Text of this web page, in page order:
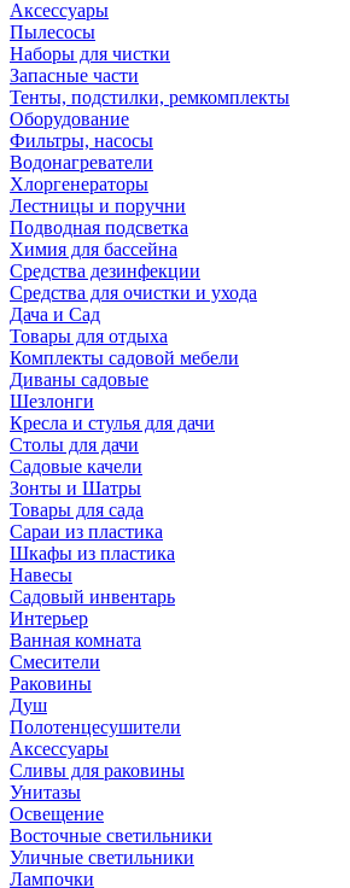
Аксессуары
Пылесосы
Наборы для чистки
Запасные части
Тенты, подстилки, ремкомплекты
Оборудование
Фильтры, насосы
Водонагреватели
Хлоргенераторы
Лестницы и поручни
Подводная подсветка
Химия для бассейна
Средства дезинфекции
Средства для очистки и ухода
Дача и Сад
Товары для отдыха
Комплекты садовой мебели
Диваны садовые
Шезлонги
Кресла и стулья для дачи
Столы для дачи
Садовые качели
Зонты и Шатры
Товары для сада
Сараи из пластика
Шкафы из пластика
Навесы
Садовый инвентарь
Интерьер
Ванная комната
Смесители
Раковины
Душ
Полотенцесушители
Аксессуары
Сливы для раковины
Унитазы
Освещение
Восточные светильники
Уличные светильники
Лампочки